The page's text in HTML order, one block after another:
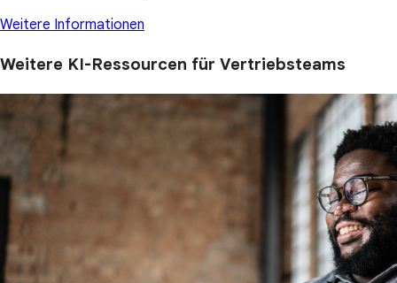
Weitere Informationen
Weitere KI-Ressourcen für Vertriebsteams